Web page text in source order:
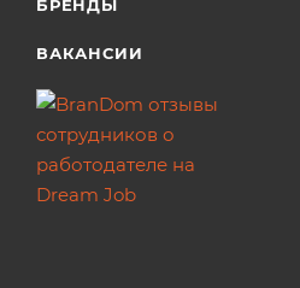
БРЕНДЫ
ВАКАНСИИ